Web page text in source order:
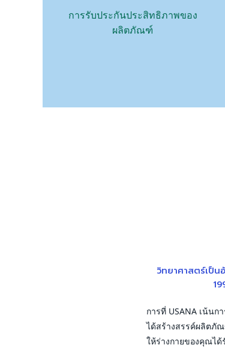
การรับประกันประสิทธิภาพของ
ผลิตภัณฑ์
วิทยาศาสตร์เป็
การที่ USANA เน้นก
ได้สร้างสรรค์ผลิตภั
ให้ร่างกายของคุณได้